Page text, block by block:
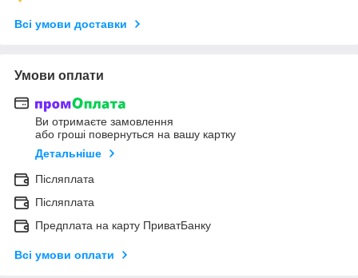
Всі умови доставки
Умови оплати
Ви отримаєте замовлення
або гроші повернуться на вашу картку
Детальніше
Післяплата
Післяплата
Предплата на карту ПриватБанку
Всі умови оплати